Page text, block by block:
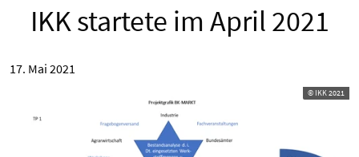
IKK startete im April 2021
17. Mai 2021
© IKK 2021